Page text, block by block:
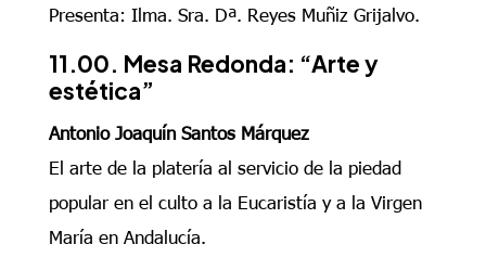
Presenta: Ilma. Sra. Dª. Reyes Muñiz Grijalvo.
11.00. Mesa Redonda: “Arte y
estética”
Antonio Joaquín Santos Márquez
El arte de la platería al servicio de la piedad
popular en el culto a la Eucaristía y a la Virgen
María en Andalucía.